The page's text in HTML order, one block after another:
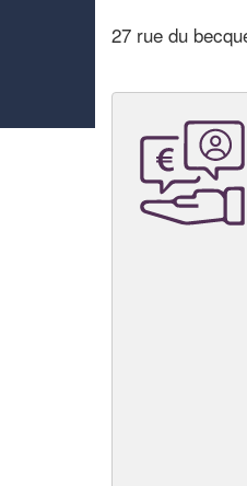
27 rue du